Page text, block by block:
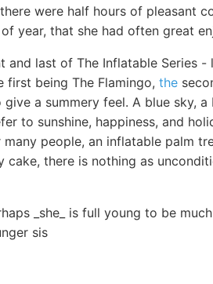
were half hours of pleasant
year, that she had often great
and last of The Inflatable Series
being The Flamingo, the
a summery feel. A blue sky,
to sunshine, happiness, and
people, an inflatable palm
cake, there is nothing as
_she_ is full young to be
sis